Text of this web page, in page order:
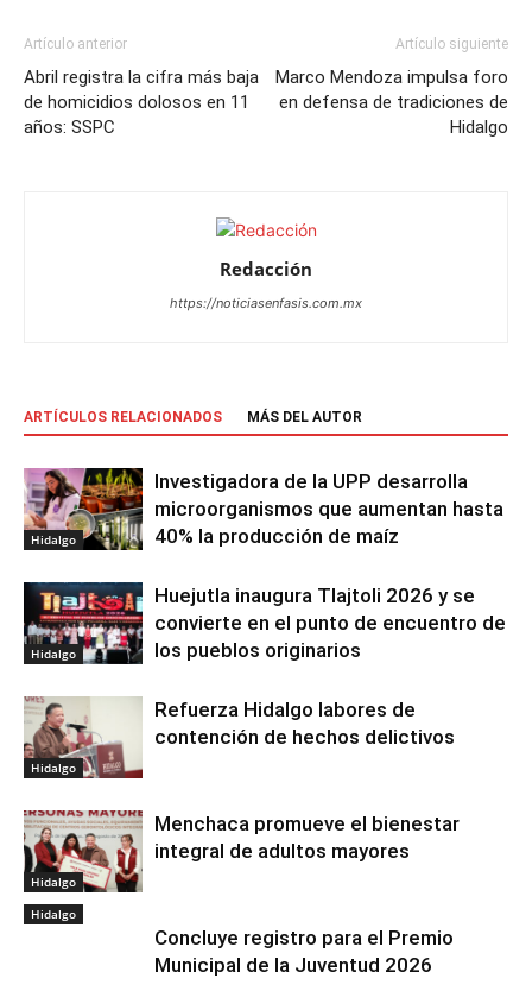
Artículo anterior
Abril registra la cifra más baja
de homicidios dolosos en 11
años: SSPC
Artículo siguiente
Marco Mendoza impulsa foro
en defensa de tradiciones de
Hidalgo
Redacción
https://noticiasenfasis.com.mx
ARTÍCULOS RELACIONADOS MÁS DEL AUTOR
Hidalgo
Investigadora de la UPP desarrolla
microorganismos que aumentan hasta
40% la producción de maíz
Hidalgo
Huejutla inaugura Tlajtoli 2026 y se
convierte en el punto de encuentro de
los pueblos originarios
Hidalgo
Refuerza Hidalgo labores de
contención de hechos delictivos
Hidalgo
Menchaca promueve el bienestar
integral de adultos mayores
Hidalgo
Concluye registro para el Premio
Municipal de la Juventud 2026